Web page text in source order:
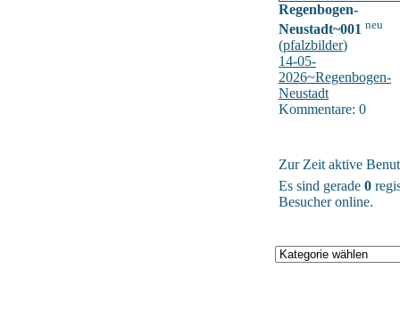
Regenbogen-
Neustadt~001 neu
(pfalzbilder)
14-05-
2026~Regenbogen-
Neustadt
Kommentare: 0
Zur Zeit aktive
Es sind gerade 0
Besucher online.